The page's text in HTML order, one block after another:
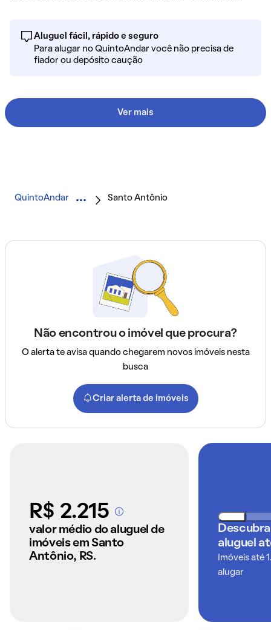
Aluguel fácil, rápido e seguro
Para alugar no QuintoAndar você não precisa de
fiador ou depósito caução
Ver mais
QuintoAndar Santo Antônio
Não encontrou o imóvel que procura?
O alerta te avisa quando chegarem novos imóveis nesta
busca
Criar alerta de imóveis
R$ 2.215A partir dos imóveis
anunciados pelo
QuintoAndar
valor médio do aluguel de
imóveis em Santo
Antônio, RS.
aluguel
Imóveis até
alugar